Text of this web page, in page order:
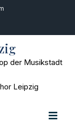
der Musikstadt
Leipzig